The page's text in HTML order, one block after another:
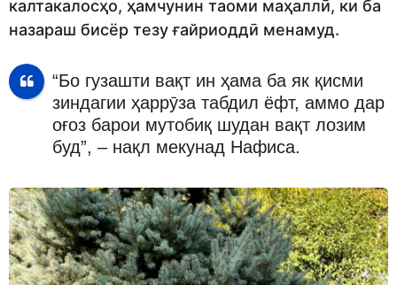
калтакалосҳо, ҳамчунин таоми маҳаллӣ, ки ба
назараш бисёр тезу ғайриоддӣ менамуд.
“Бо гузашти вақт ин ҳама ба як қисми
зиндагии ҳаррӯза табдил ёфт, аммо дар
оғоз барои мутобиқ шудан вақт лозим
буд”, – нақл мекунад Нафиса.